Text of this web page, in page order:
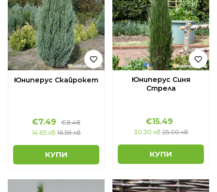
Юниперус Скайрокет
€7.49
€8.48
14.65 лв 16.59 лв
КУПИ
Юниперус Синя
Стрела
€15.49
30.30 лв 25.00 лв
КУПИ